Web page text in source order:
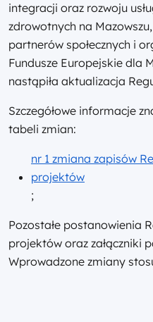
integracji oraz rozwoju
zdrowotnych na
partnerów społecznych i
Fundusze Europejskie dla
nastąpiła aktualizacja
Szczegółowe informacje
tabeli zmian:
nr 1 zmiana zapisów
projektów
;
Pozostałe postanowienia
projektów oraz załączniki
Wprowadzone zmiany